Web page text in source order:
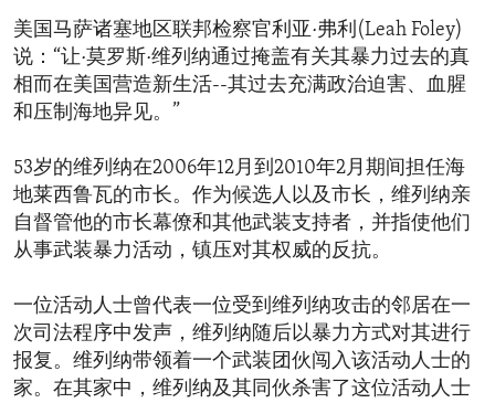
美国马萨诸塞地区联邦检察官利亚·弗利(Leah Foley)
说：“让·莫罗斯·维列纳通过掩盖有关其暴力过去的真
相而在美国营造新生活--其过去充满政治迫害、血腥
和压制海地异见。”
53岁的维列纳在2006年12月到2010年2月期间担任海
地莱西鲁瓦的市长。作为候选人以及市长，维列纳亲
自督管他的市长幕僚和其他武装支持者，并指使他们
从事武装暴力活动，镇压对其权威的反抗。
一位活动人士曾代表一位受到维列纳攻击的邻居在一
次司法程序中发声，维列纳随后以暴力方式对其进行
报复。维列纳带领着一个武装团伙闯入该活动人士的
家。在其家中，维列纳及其同伙杀害了这位活动人士